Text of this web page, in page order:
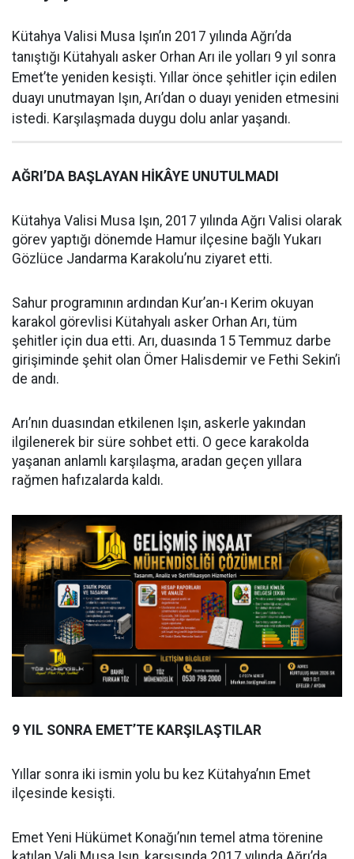
Kütahya Valisi Musa Işın’ın 2017 yılında Ağrı’da
tanıştığı Kütahyalı asker Orhan Arı ile yolları 9 yıl sonra
Emet’te yeniden kesişti. Yıllar önce şehitler için edilen
duayı unutmayan Işın, Arı’dan o duayı yeniden etmesini
istedi. Karşılaşmada duygu dolu anlar yaşandı.
AĞRI’DA BAŞLAYAN HİKÂYE UNUTULMADI
Kütahya Valisi Musa Işın, 2017 yılında Ağrı Valisi olarak
görev yaptığı dönemde Hamur ilçesine bağlı Yukarı
Gözlüce Jandarma Karakolu’nu ziyaret etti.
Sahur programının ardından Kur’an-ı Kerim okuyan
karakol görevlisi Kütahyalı asker Orhan Arı, tüm
şehitler için dua etti. Arı, duasında 15 Temmuz darbe
girişiminde şehit olan Ömer Halisdemir ve Fethi Sekin’i
de andı.
Arı’nın duasından etkilenen Işın, askerle yakından
ilgilenerek bir süre sohbet etti. O gece karakolda
yaşanan anlamlı karşılaşma, aradan geçen yıllara
rağmen hafızalarda kaldı.
9 YIL SONRA EMET’TE KARŞILAŞTILAR
Yıllar sonra iki ismin yolu bu kez Kütahya’nın Emet
ilçesinde kesişti.
Emet Yeni Hükümet Konağı’nın temel atma törenine